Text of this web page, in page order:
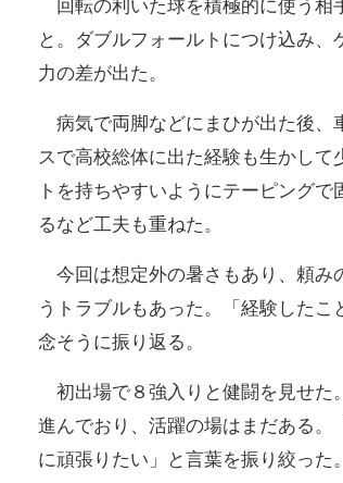
回転の利いた球を積極的に使う相
と。ダブルフォールトにつけ込み
力の差が出た。
病気で両脚などにまひが出た後、
スで高校総体に出た経験も生かして
トを持ちやすいようにテーピング
るなど工夫も重ねた。
今回は想定外の暑さもあり、頼み
うトラブルもあった。「経験した
念そうに振り返る。
初出場で８強入りと健闘を見せた
進んでおり、活躍の場はまだある。
に頑張りたい」と言葉を振り絞った。